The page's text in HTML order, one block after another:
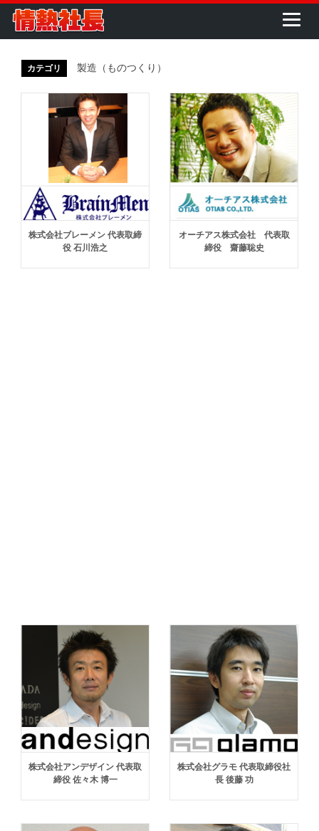
カテゴリ 製造（ものつくり）
株式会社ブレーメン 代表取締
役 石川浩之
オーチアス株式会社 代表取
締役 齋藤聡史
株式会社アンデザイン 代表取
締役 佐々木 博一
株式会社グラモ 代表取締役社
長 後藤 功